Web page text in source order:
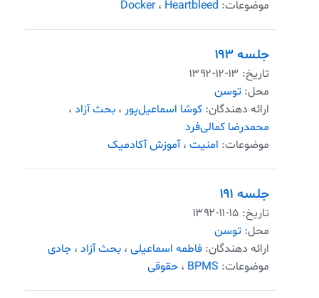
موضوعات:
Docker، Heartbleed
جلسه ۱۹۳
تاریخ: ۱۳۹۲-۱۲-۱۳
محل: توسن
ارائه دهندگان: کوشا اسماعیل‌پور ، بحث آزاد ،
محمدرضا کمالی‌فرد
موضوعات: امنیت ،آموزش آکادمیک
جلسه ۱۹۱
تاریخ: ۱۳۹۲-۱۱-۱۵
محل: توسن
ارائه دهندگان: فاطمه اسماعیلی ، بحث آزاد ، جادی
موضوعات: BPMS ، حقوقی